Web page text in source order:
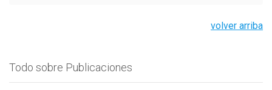
volver arriba
Todo sobre Publicaciones